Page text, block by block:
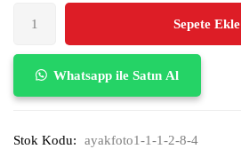
Sepete Ekle
Whatsapp ile Satın Al
Stok Kodu: ayakfoto1-1-1-2-8-4